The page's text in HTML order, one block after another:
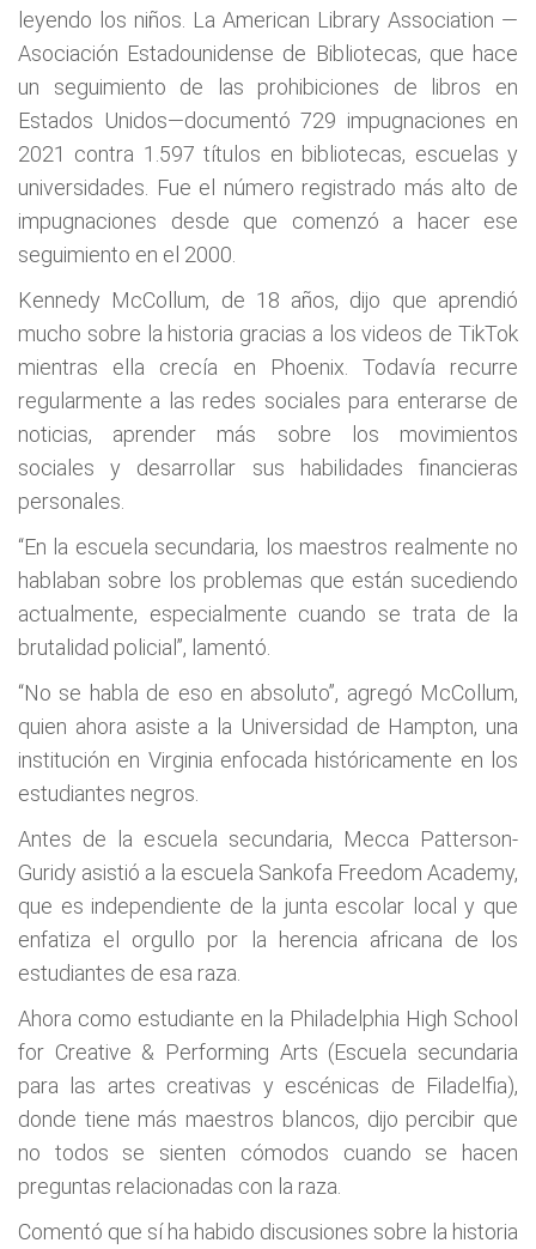
leyendo los niños. La American Library Association —
Asociación Estadounidense de Bibliotecas, que hace
un seguimiento de las prohibiciones de libros en
Estados Unidos—documentó 729 impugnaciones en
2021 contra 1.597 títulos en bibliotecas, escuelas y
universidades. Fue el número registrado más alto de
impugnaciones desde que comenzó a hacer ese
seguimiento en el 2000.
Kennedy McCollum, de 18 años, dijo que aprendió
mucho sobre la historia gracias a los videos de TikTok
mientras ella crecía en Phoenix. Todavía recurre
regularmente a las redes sociales para enterarse de
noticias, aprender más sobre los movimientos
sociales y desarrollar sus habilidades financieras
personales.
“En la escuela secundaria, los maestros realmente no
hablaban sobre los problemas que están sucediendo
actualmente, especialmente cuando se trata de la
brutalidad policial”, lamentó.
“No se habla de eso en absoluto”, agregó McCollum,
quien ahora asiste a la Universidad de Hampton, una
institución en Virginia enfocada históricamente en los
estudiantes negros.
Antes de la escuela secundaria, Mecca Patterson-
Guridy asistió a la escuela Sankofa Freedom Academy,
que es independiente de la junta escolar local y que
enfatiza el orgullo por la herencia africana de los
estudiantes de esa raza.
Ahora como estudiante en la Philadelphia High School
for Creative & Performing Arts (Escuela secundaria
para las artes creativas y escénicas de Filadelfia),
donde tiene más maestros blancos, dijo percibir que
no todos se sienten cómodos cuando se hacen
preguntas relacionadas con la raza.
Comentó que sí ha habido discusiones sobre la historia